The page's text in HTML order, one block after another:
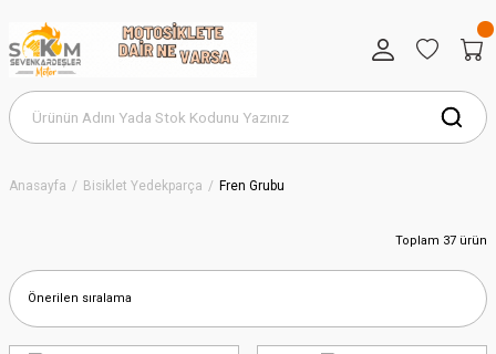
Anasayfa Bisiklet Yedekparça Fren Grubu
Toplam 37 ürün